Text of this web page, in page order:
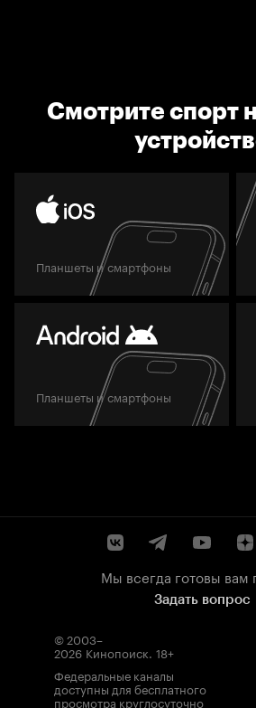
Смотрите спорт
Планшеты и смартфоны
Планшеты и смартфоны
Мы всегда готовы вам
Задать вопрос
© 2003–
2026 Кинопоиск. 18+
Федеральные каналы
доступны для бесплатного
просмотра круглосуточно